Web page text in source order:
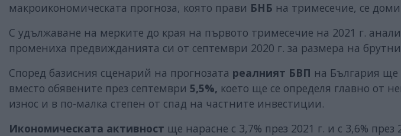
макроикономическата прогноза, която прави БНБ на тримесечие, се
С удължаване на мерките до края на първото тримесечие на 2021 г.
промениха предвижданията си от септември 2020 г. за размера на
Според базисния сценарий на прогнозата реалният БВП на България ще
вместо обявените през септември 5,5%, което ще се определя главно от
износ и в по-малка степен от спад на частните инвестиции.
Икономическата активност ще нарасне с 3,7% през 2021 г. и с 3,6% през